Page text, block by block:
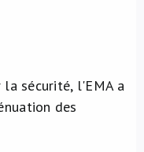
sécurité, l'EMA a
des